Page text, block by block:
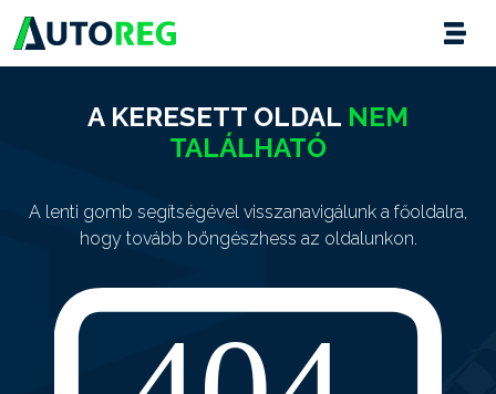
A KERESETT OLDAL NEM
TALÁLHATÓ
A lenti gomb segítségével visszanavigálunk a főoldalra,
hogy tovább böngészhess az oldalunkon.